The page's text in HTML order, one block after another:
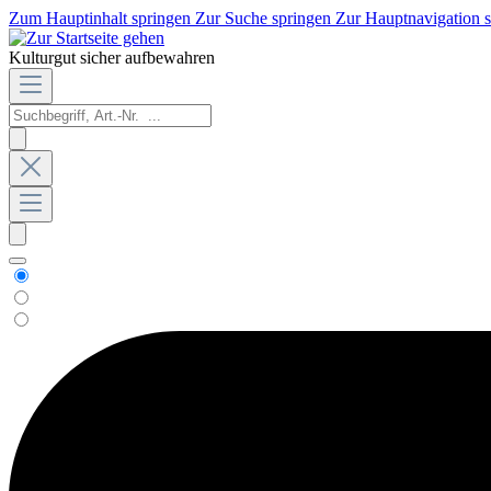
Zum Hauptinhalt springen Zur Suche springen Zur Hauptnavigation
Kulturgut sicher aufbewahren